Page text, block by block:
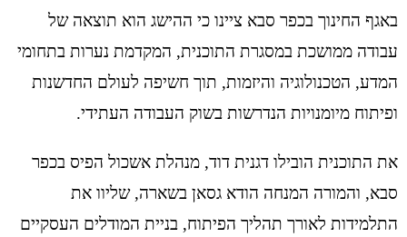
באגף החינוך בכפר סבא ציינו כי ההישג הוא תוצאה של
עבודה ממושכת במסגרת התוכנית, המקדמת נערות בתחומי
המדע, הטכנולוגיה והיזמות, תוך חשיפה לעולם החדשנות
ופיתוח מיומנויות הנדרשות בשוק העבודה העתידי.
את התוכנית הובילו דגנית דוד, מנהלת אשכול הפיס בכפר
סבא, והמורה המנחה הודא גסאן בשארה, שליוו את
התלמידות לאורך תהליך הפיתוח, בניית המודלים העסקיים